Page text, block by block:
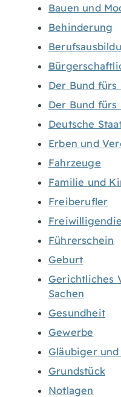
Bauen und
Behinderung
Der Bund fürs
Der Bund fürs
Deutsche
Erben und
Fahrzeuge
Familie und
Freiberufler
Führerschein
Geburt
Gerichtliches
Sachen
Gesundheit
Gewerbe
Gläubiger
Grundstück
Notlagen